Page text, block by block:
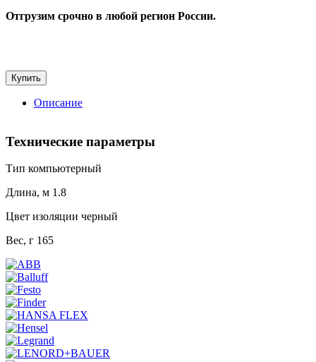
Отгрузим срочно в любой регион России.
Купить
Описание
Технические параметры
Тип компьютерный
Длина, м 1.8
Цвет изоляции черный
Вес, г 165